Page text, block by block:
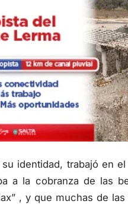
identidad, trabajó en el
a la cobranza de las
, y que muchas de las